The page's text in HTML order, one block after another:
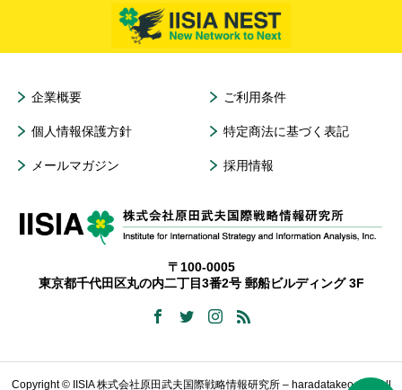
企業概要 ご利用条件
個人情報保護方針 特定商法に基づく表記
メールマガジン 採用情報
〒100-0005
東京都千代田区丸の内二丁目3番2号 郵船ビルディング 3F
Copyright © IISIA 株式会社原田武夫国際戦略情報研究所 – haradatakeo.com All